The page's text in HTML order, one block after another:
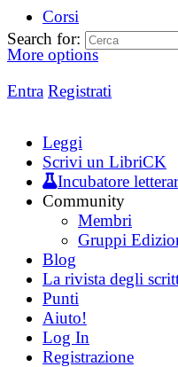
Corsi
More options
Entra Registrati
Search for:
Leggi
Scrivi un LibriCK
Incubatore
Community
Membri
Gruppi
Blog
La rivista degli
Punti
Aiuto!
Log In
Registrazione